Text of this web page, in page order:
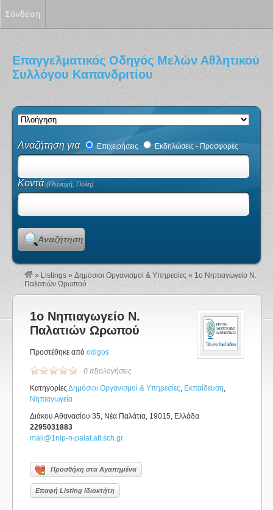
Επαγγελματικός Οδηγός Μελών Αθλητικού
Συλλόγου Καπανδριτίου
Αναζήτηση για Επιχειρήσεις Εκδηλώσεις - Προσφορές
Κοντά(Περιοχή, Πόλη)
Αναζήτηση
» Listings » Δημόσιοι Οργανισμοί & Υπηρεσίες » 1o Νηπιαγωγείο Ν.
Παλατιών Ωρωπού
1o Νηπιαγωγείο Ν.
Παλατιών Ωρωπού
Προστέθηκε από odigos
0 αξιολογήσεις
Κατηγορίες Δημόσιοι Οργανισμοί & Υπηρεσίες, Εκπαίδευση,
Νηπιαγωγεία
Διάκου Αθανασίου 35, Νέα Παλάτια, 19015, Ελλάδα
2295031883
mail@1nip-n-palat.att.sch.gr
Προσθήκη στα Αγαπημένα
Επαφή Listing Ιδιοκτήτη
Σύνδεση